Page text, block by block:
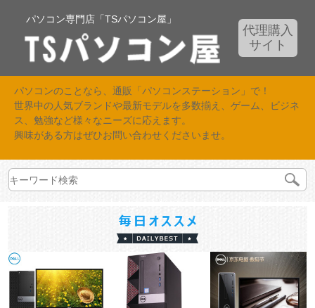
パソコン専門店「TSパソコン屋」
代理購入
サイト
パソコンのことなら、通販「パソコンステーション」で！
世界中の人気ブランドや最新モデルを多数揃え、ゲーム、ビジネ
ス、勉強など様々なニーズに応えます。
興味がある方はぜひお問い合わせくださいませ。